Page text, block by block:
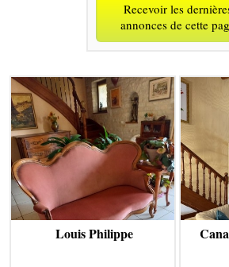
Recevoir les
annonces de cette
Louis Philippe